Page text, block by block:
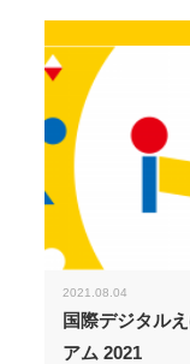
2021.08.04
国際デジタル
アム 2021